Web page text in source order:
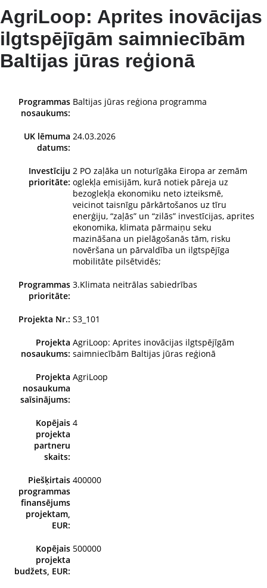
AgriLoop: Aprites inovācijas
ilgtspējīgām saimniecībām
Baltijas jūras reģionā
Programmas
nosaukums:
Baltijas jūras reģiona programma
UK lēmuma
datums:
24.03.2026
Investīciju
prioritāte:
2 PO zaļāka un noturīgāka Eiropa ar zemām
oglekļa emisijām, kurā notiek pāreja uz
bezoglekļa ekonomiku neto izteiksmē,
veicinot taisnīgu pārkārtošanos uz tīru
enerģiju, “zaļās” un “zilās” investīcijas, aprites
ekonomika, klimata pārmaiņu seku
mazināšana un pielāgošanās tām, risku
novēršana un pārvaldība un ilgtspējīga
mobilitāte pilsētvidēs;
Programmas
prioritāte:
3.Klimata neitrālas sabiedrības
Projekta Nr.: S3_101
Projekta
nosaukums:
AgriLoop: Aprites inovācijas ilgtspējīgām
saimniecībām Baltijas jūras reģionā
Projekta
nosaukuma
saīsinājums:
AgriLoop
Kopējais
projekta
partneru
skaits:
4
Piešķirtais
programmas
finansējums
projektam,
EUR:
400000
Kopējais
projekta
budžets, EUR:
500000